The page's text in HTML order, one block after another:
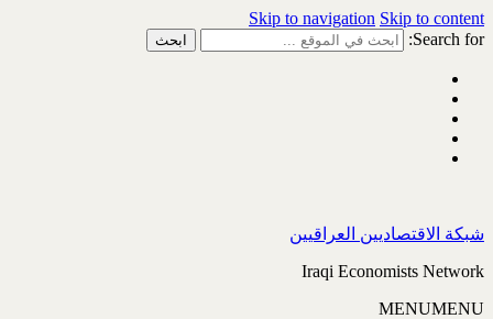
Skip to navigation Skip to content
Search for:
شبكة الاقتصاديين العراقيين
Iraqi Economists Network
MENUMENU